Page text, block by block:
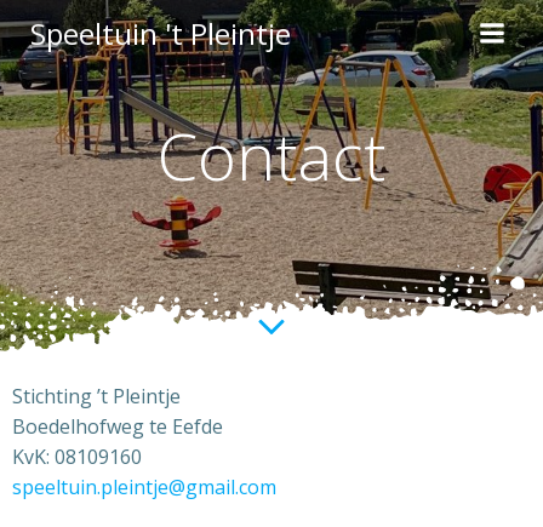
Ga
naar
de
inhoud
Speeltuin 't Pleintje
Contact
Stichting ’t Pleintje
Boedelhofweg te Eefde
KvK: 08109160
speeltuin.pleintje@gmail.com